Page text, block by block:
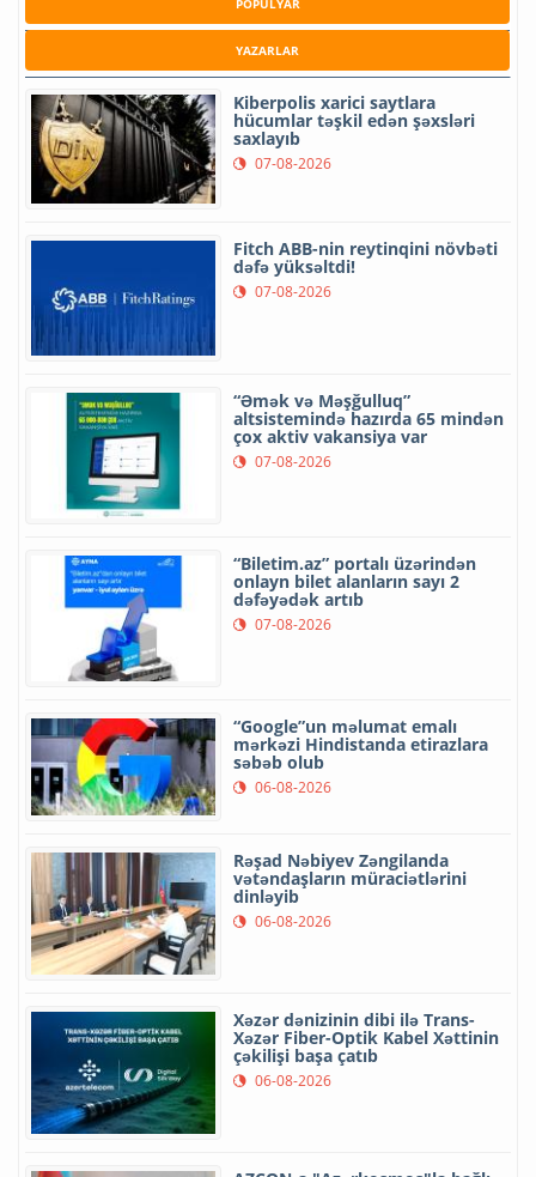
POPULYAR
YAZARLAR
Kiberpolis xarici saytlara
hücumlar təşkil edən şəxsləri
saxlayıb
07-08-2026
Fitch ABB-nin reytinqini növbəti
dəfə yüksəltdi!
07-08-2026
“Əmək və Məşğulluq”
altsistemində hazırda 65 mindən
çox aktiv vakansiya var
07-08-2026
“Biletim.az” portalı üzərindən
onlayn bilet alanların sayı 2
dəfəyədək artıb
07-08-2026
“Google”un məlumat emalı
mərkəzi Hindistanda etirazlara
səbəb olub
06-08-2026
Rəşad Nəbiyev Zəngilanda
vətəndaşların müraciətlərini
dinləyib
06-08-2026
Xəzər dənizinin dibi ilə Trans-
Xəzər Fiber-Optik Kabel Xəttinin
çəkilişi başa çatıb
06-08-2026